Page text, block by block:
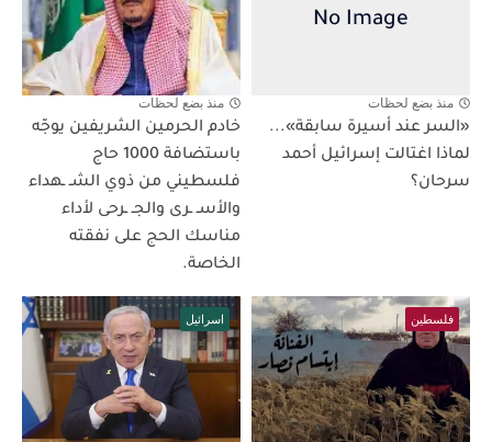
منذ بضع لحظات
«السر عند أسيرة سابقة»...
لماذا اغتالت إسرائيل أحمد
سرحان؟
منذ بضع لحظات
خادم الحرمين الشريفين يوجّه
باستضافة 1000 حاج
فلسطيني من ذوي الشـ ـهداء
والأسـ ـرى والجـ ـرحى لأداء
مناسك الحج على نفقته
الخاصة.
فلسطين اسرائيل